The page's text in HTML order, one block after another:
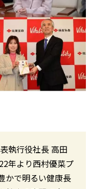
執行役社長 高田
年より西村優菜プ
かで明るい健康長